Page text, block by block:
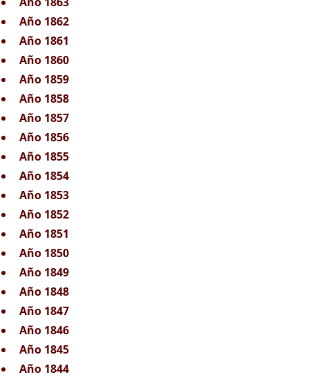
Año 1862
Año 1861
Año 1860
Año 1859
Año 1858
Año 1857
Año 1856
Año 1855
Año 1854
Año 1853
Año 1852
Año 1851
Año 1850
Año 1849
Año 1848
Año 1847
Año 1846
Año 1845
Año 1844